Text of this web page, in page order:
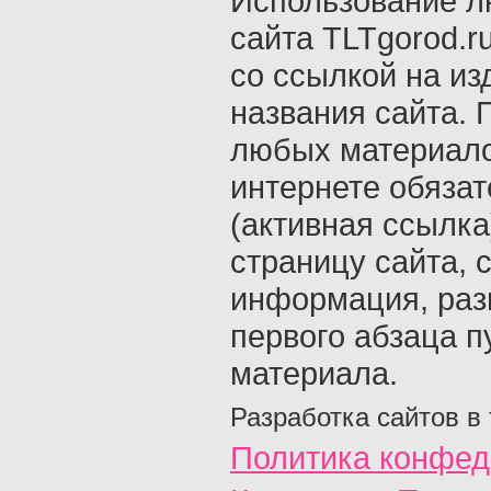
сайта
со ссылкой на
названия сайта.
любых
интернете
(активная
страницу сайта,
информация,
первого абзаца
материала.
Разработка сайтов в
Политика